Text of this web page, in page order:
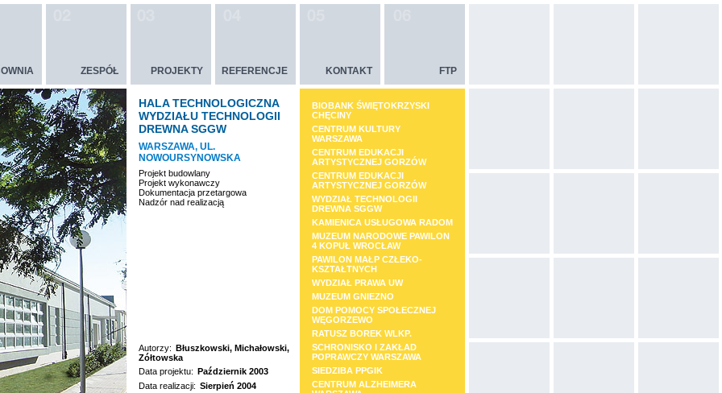
ZESPÓŁ PROJEKTY REFERENCJE KONTAKT FTP
HALA TECHNOLOGICZNA
WYDZIAŁU TECHNOLOGII
DREWNA SGGW
WARSZAWA, UL.
NOWOURSYNOWSKA
Projekt budowlany
Projekt wykonawczy
Dokumentacja przetargowa
Nadzór nad realizacją
Autorzy: Błuszkowski, Michałowski,
Zółtowska
Data projektu: Październik 2003
Data realizacji: Sierpień 2004
BIOBANK ŚWIĘTOKRZYSKI
CHĘCINY
CENTRUM KULTURY
WARSZAWA
CENTRUM EDUKACJI
ARTYSTYCZNEJ GORZÓW
CENTRUM EDUKACJI
ARTYSTYCZNEJ GORZÓW
WYDZIAŁ TECHNOLOGII
DREWNA SGGW
KAMIENICA USŁUGOWA RADOM
MUZEUM NARODOWE PAWILON
4 KOPUŁ WROCŁAW
PAWILON MAŁP CZŁEKO-
KSZTAŁTNYCH
WYDZIAŁ PRAWA UW
MUZEUM GNIEZNO
DOM POMOCY SPOŁECZNEJ
WĘGORZEWO
RATUSZ BOREK WLKP.
SCHRONISKO I ZAKŁAD
POPRAWCZY WARSZAWA
SIEDZIBA PPGIK
CENTRUM ALZHEIMERA